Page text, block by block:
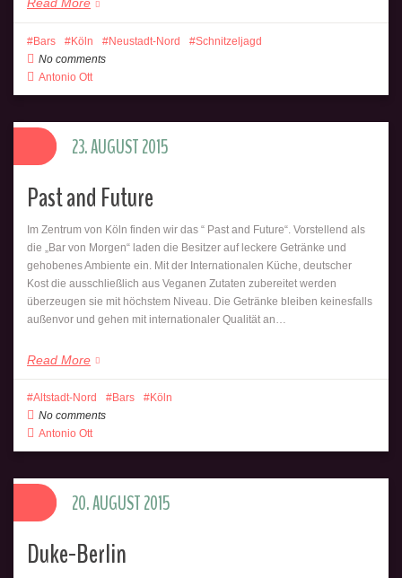
Read More
Bars Köln Neustadt-Nord
Schnitzeljagd
No comments
Antonio Ott
Past and Future
Im Zentrum von Köln finden wir das “ Past and Future“. Vorstellend als
die „Bar von Morgen“ laden die Besitzer auf leckere Getränke und
gehobenes Ambiente ein. Mit der Internationalen Küche, deutscher
Kost die ausschließlich aus Veganen Zutaten zubereitet werden
überzeugen sie mit höchstem Niveau. Die Getränke bleiben keinesfalls
außenvor und gehen mit internationaler Qualität an…
Read More
23. AUGUST 2015
Altstadt-Nord Bars
Köln
No comments
Antonio Ott
Duke-Berlin
20. AUGUST 2015